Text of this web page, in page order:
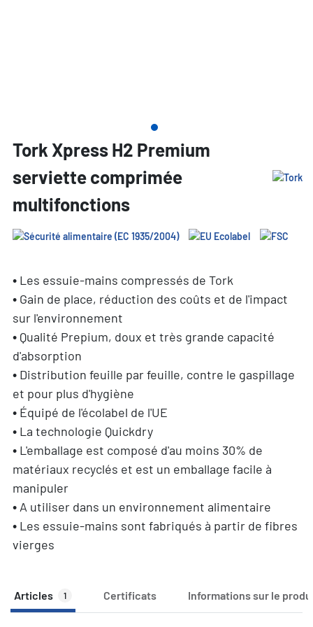
Tork Xpress H2 Premium
serviette comprimée
multifonctions
• Les essuie-mains compressés de Tork
• Gain de place, réduction des coûts et de l'impact
sur l'environnement
• Qualité Prepium, doux et très grande capacité
d'absorption
• Distribution feuille par feuille, contre le gaspillage
et pour plus d'hygiène
• Équipé de l'écolabel de l'UE
• La technologie Quickdry
• L'emballage est composé d'au moins 30% de
matériaux recyclés et est un emballage facile à
manipuler
• A utiliser dans un environnement alimentaire
• Les essuie-mains sont fabriqués à partir de fibres
vierges
Articles 1 Certificats Informations sur le